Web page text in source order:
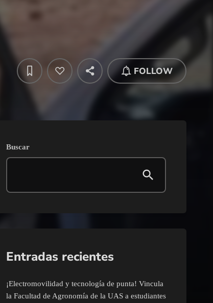
FOLLOW
Buscar
Entradas recientes
¡Electromovilidad y tecnología de punta! Vincula
la Facultad de Agronomía de la UAS a estudiantes